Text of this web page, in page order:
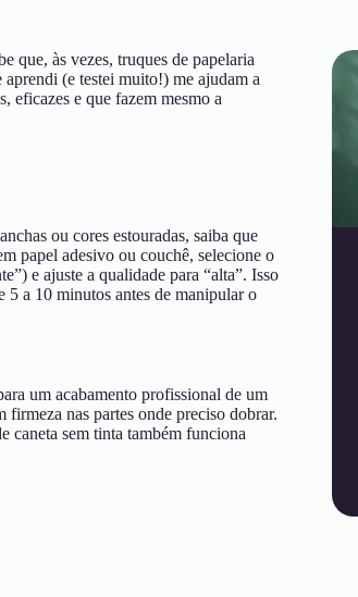
que, às vezes, truques de papelaria
aprendi (e testei muito!) me ajudam a
eficazes e que fazem mesmo a
ou cores estouradas, saiba que
papel adesivo ou couchê, selecione o
e ajuste a qualidade para “alta”. Isso
5 a 10 minutos antes de manipular o
um acabamento profissional de um
firmeza nas partes onde preciso dobrar.
caneta sem tinta também funciona